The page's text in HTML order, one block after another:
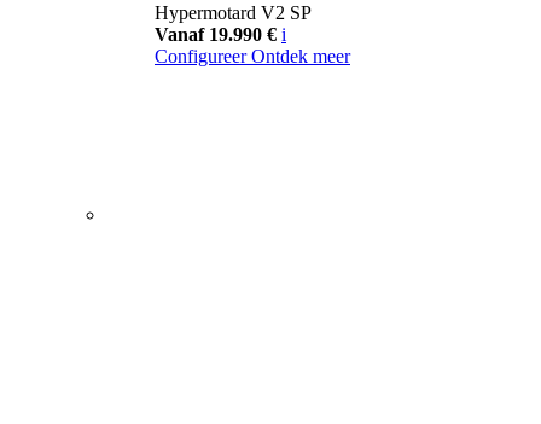
Hypermotard V2 SP
Vanaf 19.990 € i
Configureer Ontdek meer